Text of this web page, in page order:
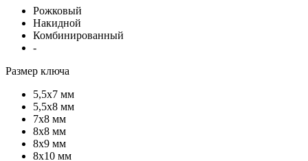
Рожковый
Накидной
Комбинированный
-
Размер ключа
5,5х7 мм
5,5х8 мм
7х8 мм
8х8 мм
8х9 мм
8х10 мм